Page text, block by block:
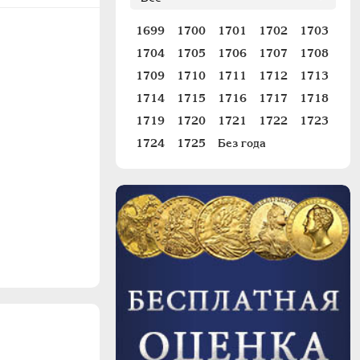
1699 1700 1701 1702
1703
1704
1705 1706 1707
1708
1709
1710 1711 1712
1713
1714
1715 1716 1717
1718
1719
1720 1721 1722
1723
1724
1725 Без года